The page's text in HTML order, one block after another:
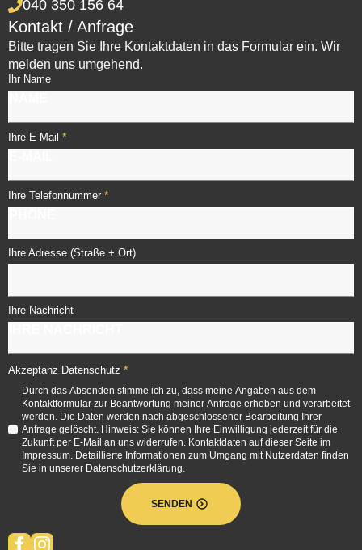
040 350 156 64
Kontakt / Anfrage
Bitte tragen Sie Ihre Kontaktdaten in das Formular ein. Wir
melden uns umgehend.
Ihr Name
Ihre E-Mail *
Ihre Telefonnummer *
Ihre Adresse (Straße + Ort)
Ihre Nachricht
Akzeptanz Datenschutz *
Durch das Absenden stimme ich zu, dass meine Angaben aus dem
Kontaktformular zur Beantwortung meiner Anfrage erhoben und verarbeitet
werden. Die Daten werden nach abgeschlossener Bearbeitung Ihrer
Anfrage gelöscht. Hinweis: Sie können Ihre Einwilligung jederzeit für die
Zukunft per E-Mail an uns widerrufen. Kontaktdaten auf dieser Seite im
Impressum. Detaillierte Informationen zum Umgang mit Nutzerdaten finden
Sie in unserer Datenschutzerklärung.
SENDEN